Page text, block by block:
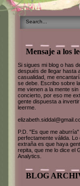
Mensaje a los
Si sigues mi blog o has
después de llegar hasta
casualidad, me
se debe. Escribo sobre
me vienen a la mente sin
concierto, por eso me
gente dispuesta a
leerme.
P.D. "Es que me
perfectamente válida. Lo
extraña es que haya
repita, que me lo dice el
Analytics.
BLOG